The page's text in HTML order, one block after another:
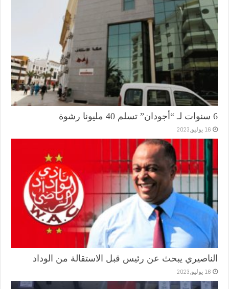
6 سنوات لـ “أجودان” تسلم 40 مليونا رشوة
16 يوليو,2023
الناصيري يبحث عن رئيس قبل الاستقالة من الوداد
16 يوليو,2023